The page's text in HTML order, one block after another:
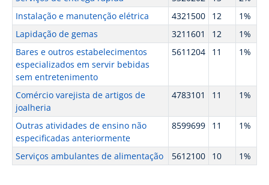
Instalação e manutenção elétrica
4321500 12
1%
Lapidação de gemas
3211601 12
1%
Bares e outros estabelecimentos
especializados em servir bebidas
sem entretenimento
5611204 11 1%
Comércio varejista de artigos de
joalheria
4783101 11 1%
Outras atividades de ensino não
especificadas anteriormente
8599699 11 1%
Serviços ambulantes de alimentação 5612100 10 1%